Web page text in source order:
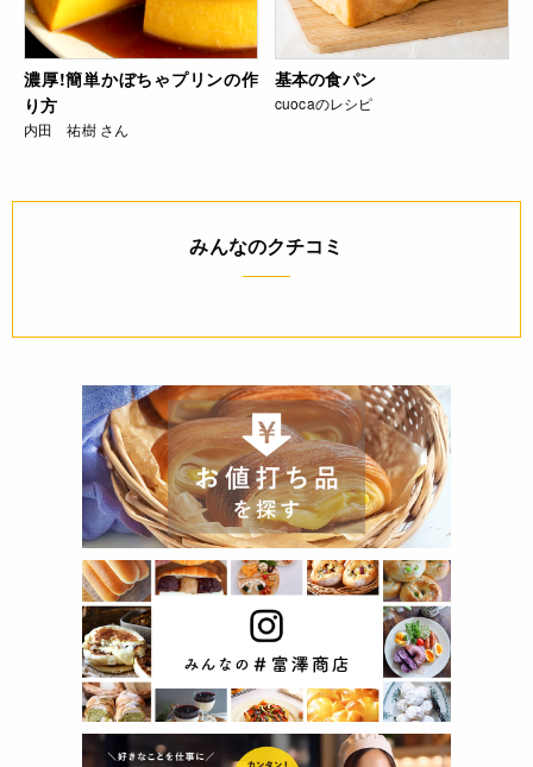
濃厚!簡単かぼちゃプリンの作
り方
内田 祐樹 さん
基本の食パン
cuocaのレシピ
みんなのクチコミ